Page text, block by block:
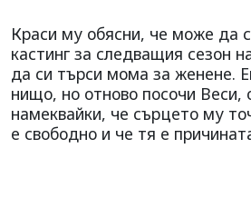
Краси му обясни, че може да
кастинг за следващия сезон
да си търси мома за женене.
нищо, но отново посочи Веси,
намеквайки, че сърцето му
е свободно и че тя е